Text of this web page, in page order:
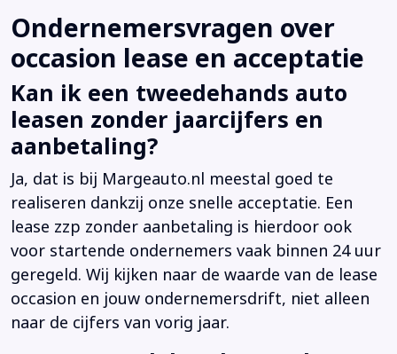
Ondernemersvragen over
occasion lease en acceptatie
Kan ik een tweedehands auto
leasen zonder jaarcijfers en
aanbetaling?
Ja, dat is bij Margeauto.nl meestal goed te
realiseren dankzij onze snelle acceptatie. Een
lease zzp zonder aanbetaling is hierdoor ook
voor startende ondernemers vaak binnen 24 uur
geregeld. Wij kijken naar de waarde van de lease
occasion en jouw ondernemersdrift, niet alleen
naar de cijfers van vorig jaar.